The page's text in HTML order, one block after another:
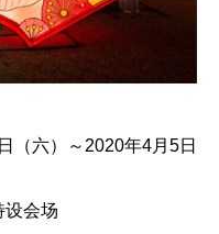
（六）～2020年4月5日
设会场